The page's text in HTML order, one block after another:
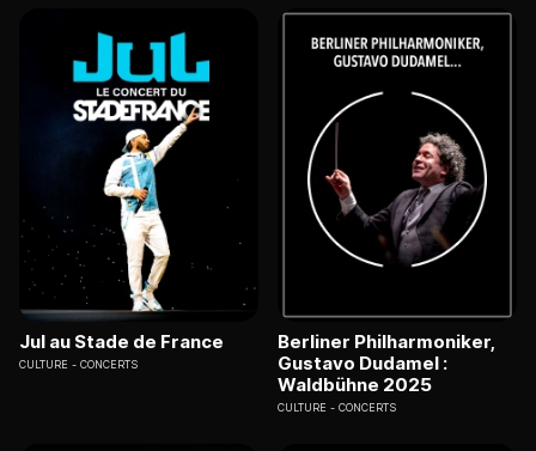
Jul au Stade de France
CULTURE CONCERTS
Berliner Philharmoniker,
Gustavo Dudamel :
Waldbühne 2025
CULTURE CONCERTS